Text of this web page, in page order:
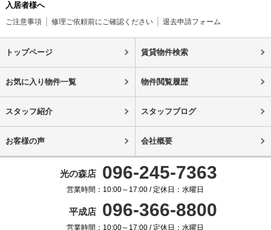
入居者様へ
ご注意事項 修理ご依頼前にご確認ください 退去申請フォーム
トップページ 賃貸物件検索
お気に入り物件一覧 物件閲覧履歴
スタッフ紹介 スタッフブログ
お客様の声 会社概要
光の森店 096-245-7363
営業時間：10:00～17:00 / 定休日：水曜日
平成店 096-366-8800
営業時間：10:00～17:00 / 定休日：水曜日